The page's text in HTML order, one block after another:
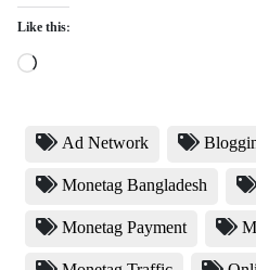
Like this:
Loading…
Ad Network
Monetag Bangladesh
Monetag Payment